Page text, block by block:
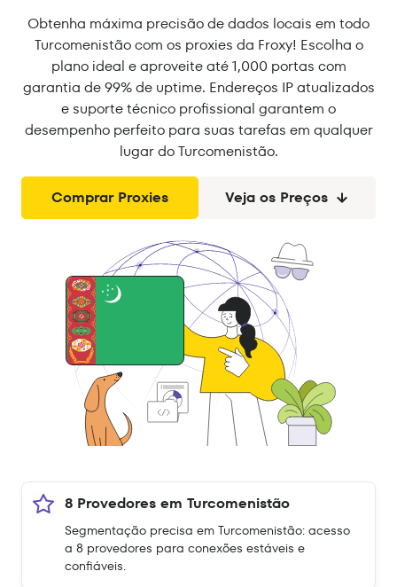
Obtenha máxima precisão de dados locais em todo
Turcomenistão com os proxies da Froxy! Escolha o
plano ideal e aproveite até 1,000 portas com
garantia de 99% de uptime. Endereços IP atualizados
e suporte técnico profissional garantem o
desempenho perfeito para suas tarefas em qualquer
lugar do Turcomenistão.
Comprar Proxies Veja os Preços
8 Provedores em Turcomenistão
Segmentação precisa em Turcomenistão: acesso
a 8 provedores para conexões estáveis e
confiáveis.